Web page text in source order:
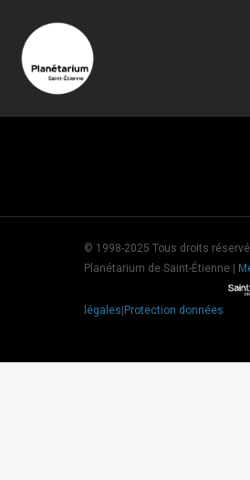
© 1998-2025 Tous droits
Planétarium de Saint-Étienne |
légales|Protection données